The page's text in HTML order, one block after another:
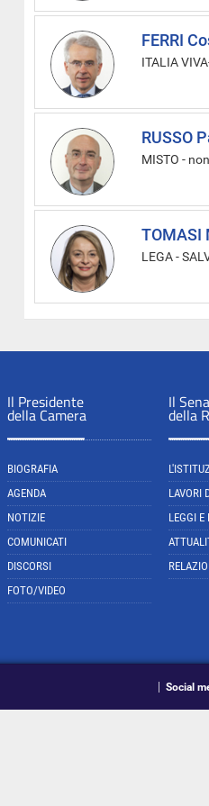
FERRI
ITALIA
RUSSO
MISTO -
TOMASI
LEGA -
Il Presidente
della Camera
BIOGRAFIA
AGENDA
NOTIZIE
COMUNICATI
DISCORSI
FOTO/VIDEO
Il
della
LAVORI
LEGGI E
Social